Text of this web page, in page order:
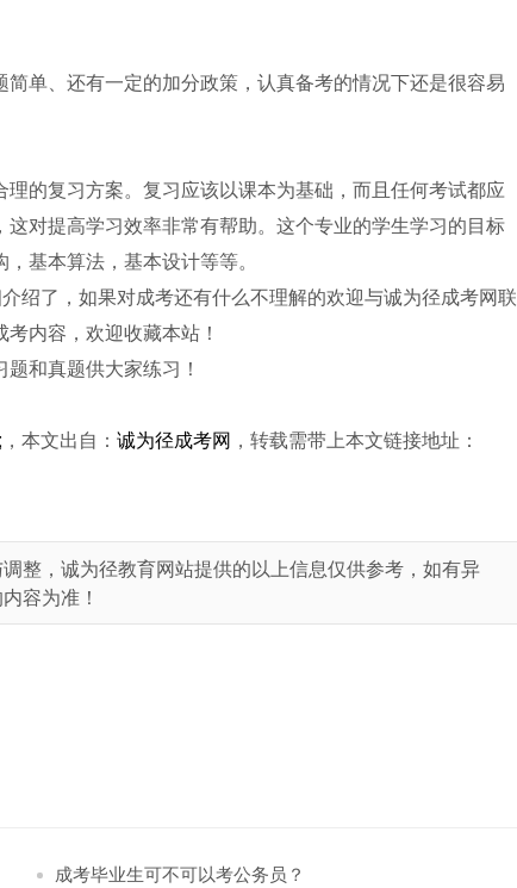
单、还有一定的加分政策，认真备考的情况下还是很容易
的复习方案。复习应该以课本为基础，而且任何考试都应
对提高学习效率非常有帮助。这个专业的学生学习的目标
基本算法，基本设计等等。
绍了，如果对成考还有什么不理解的欢迎与诚为径成考网联
内容，欢迎收藏本站！
和真题供大家练习！
，本文出自： 诚为径成考网 ，转载需带上本文链接地址：
整，诚为径教育网站提供的以上信息仅供参考，如有异
容为准！
成考毕业生可不可以考公务员？